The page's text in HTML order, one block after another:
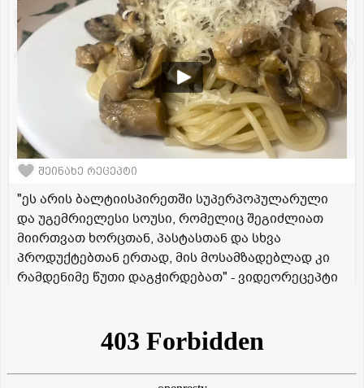
შეინახე რეცეპტი
"ეს არის ბალტიისპირეთში სუპერპოპულარული
და უგემრიელესი სოუსი, რომელიც შეგიძლიათ
მიირთვათ ხორცთან, პასტასთან და სხვა
პროდუქტებთან ერთად, მის მოსამზადებლად კი
რამდენიმე წუთი დაგჭირდებათ" - ვიდეორეცეპტი